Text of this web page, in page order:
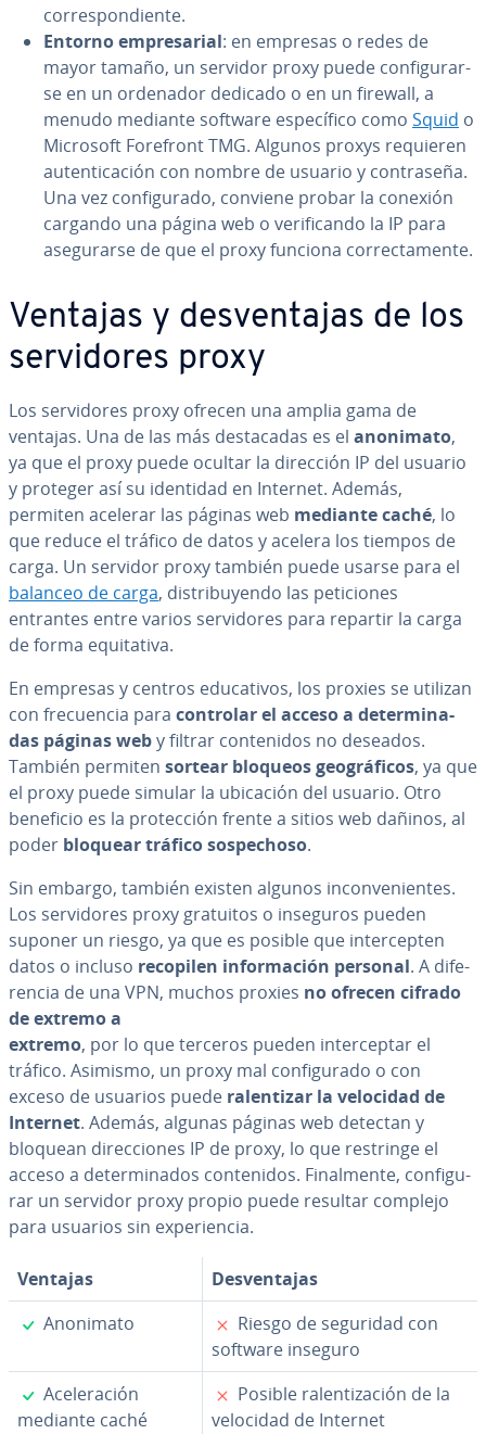
co­rre­s­po­n­die­n­te.
Entorno em­pre­sa­rial: en empresas o redes de
mayor tamaño, un servidor proxy puede co­n­fi­gu­rar­
se en un ordenador dedicado o en un firewall, a
menudo mediante software es­pe­cí­fi­co como Squid o
Microsoft Forefront TMG. Algunos proxys requieren
au­te­n­ti­ca­ción con nombre de usuario y co­n­tra­se­ña.
Una vez co­n­fi­gu­ra­do, conviene probar la conexión
cargando una página web o ve­ri­fi­ca­n­do la IP para
ase­gu­rar­se de que el proxy funciona co­rre­c­ta­me­n­te.
Ventajas y de­s­ve­n­ta­jas de los
se­r­vi­do­res proxy
Los se­r­vi­do­res proxy ofrecen una amplia gama de
ventajas. Una de las más de­s­ta­ca­das es el anonimato,
ya que el proxy puede ocultar la dirección IP del usuario
y proteger así su identidad en Internet. Además,
permiten acelerar las páginas web mediante caché, lo
que reduce el tráfico de datos y acelera los tiempos de
carga. Un servidor proxy también puede usarse para el
balanceo de carga, di­s­tri­bu­ye­n­do las pe­ti­cio­nes
entrantes entre varios se­r­vi­do­res para repartir la carga
de forma equi­ta­ti­va.
En empresas y centros edu­ca­ti­vos, los proxies se utilizan
con fre­cue­n­cia para controlar el acceso a de­te­r­mi­na­
das páginas weby filtrar co­n­te­ni­dos no deseados.
También permiten sortear bloqueos geo­grá­fi­cos, ya que
el proxy puede simular la ubicación del usuario. Otro
beneficio es la pro­te­c­ción frente a sitios web dañinos, al
poder bloquear tráfico so­s­pe­cho­so.
Sin embargo, también existen algunos in­co­n­ve­nie­n­tes.
Los se­r­vi­do­res proxy gratuitos o inseguros pueden
suponer un riesgo, ya que es posible que in­te­r­ce­p­ten
datos o incluso recopilen in­fo­r­ma­ción personal. A di­fe­
re­n­cia de una VPN, muchos proxies no ofrecen cifrado
de extremo a
extremo, por lo que terceros pueden in­te­r­ce­p­tar el
tráfico. Asimismo, un proxy mal co­n­fi­gu­ra­do o con
exceso de usuarios puede ra­le­n­ti­zar la velocidad de
Internet. Además, algunas páginas web detectan y
bloquean di­re­c­cio­nes IP de proxy, lo que restringe el
acceso a de­te­r­mi­na­dos co­n­te­ni­dos. Fi­na­l­me­n­te, co­n­fi­gu­
rar un servidor proxy propio puede resultar complejo
para usuarios sin ex­pe­rie­n­cia.
Ventajas
De­s­ve­n­ta­jas
✓
Anonimato ✗
Riesgo de seguridad con
software inseguro
✓
Ace­le­ra­ción
mediante caché
✗
Posible ra­le­n­ti­za­ción de la
velocidad de Internet